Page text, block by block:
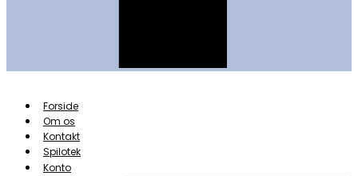
Forside
Om os
Kontakt
Spilotek
Konto